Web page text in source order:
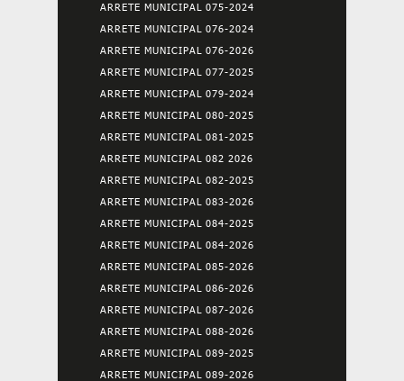
ARRETE MUNICIPAL 075-2024
ARRETE MUNICIPAL 076-2024
ARRETE MUNICIPAL 076-2026
ARRETE MUNICIPAL 077-2025
ARRETE MUNICIPAL 079-2024
ARRETE MUNICIPAL 080-2025
ARRETE MUNICIPAL 081-2025
ARRETE MUNICIPAL 082 2026
ARRETE MUNICIPAL 082-2025
ARRETE MUNICIPAL 083-2026
ARRETE MUNICIPAL 084-2025
ARRETE MUNICIPAL 084-2026
ARRETE MUNICIPAL 085-2026
ARRETE MUNICIPAL 086-2026
ARRETE MUNICIPAL 087-2026
ARRETE MUNICIPAL 088-2026
ARRETE MUNICIPAL 089-2025
ARRETE MUNICIPAL 089-2026